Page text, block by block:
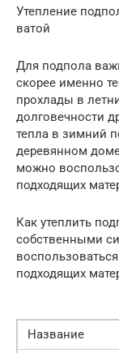
Утепление
ватой
Для подпола
скорее именно
прохлады в
долговечности
тепла в зимний
деревянном
можно
подходящих
Как утеплить
собственными
подходящих
Название